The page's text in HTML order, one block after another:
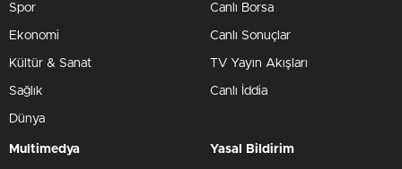
Spor
Ekonomi
Kültür & Sanat
Sağlık
Dünya
Canlı Borsa
Canlı Sonuçlar
TV Yayın Akışları
Canlı İddia
Multimedya Yasal Bildirim